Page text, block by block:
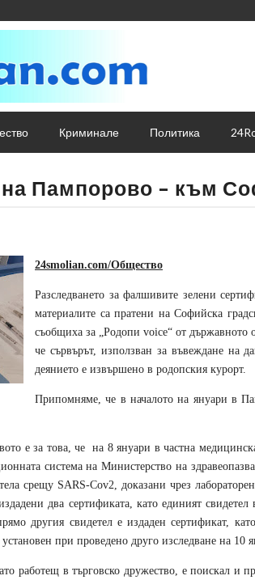
Криминале Политика
Пампорово – към
24smolian.com/Общество
Разследването за фалшивите зелени
материалите са пратени на Софийска
съобщиха за „Родопи voice“ от държавното
че сървърът, използван за въвеждане на
деянието е извършено в родопския курорт.
Припомняме, че в началото на януари в
е за това, че на 8 януари в частна
система на Министерство на
срещу SARS-Cov2, доказани чрез
два сертификата, като единият
другия свидетел е издаден сертификат,
при проведено друго изследване на 10
работещ в търговско дружество, е поискал и